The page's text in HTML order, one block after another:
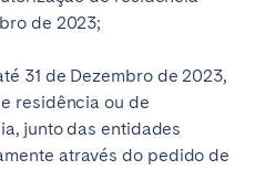
de 2023;
31 de Dezembro de 2023,
residência ou de
junto das entidades
através do pedido de
Liverpool